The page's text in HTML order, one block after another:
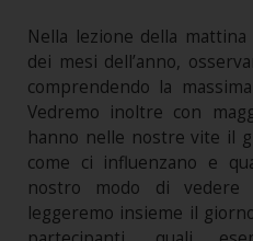
Nella lezione della
dei mesi dell’anno,
comprendendo la
Vedremo inoltre con
hanno nelle nostre vite il
come ci influenzano e
nostro modo di vedere
leggeremo insieme il